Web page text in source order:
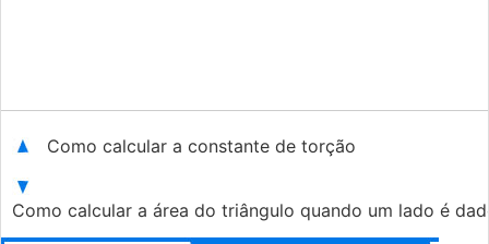
Como calcular a constante de torção
Como calcular a área do triângulo quando um lado é